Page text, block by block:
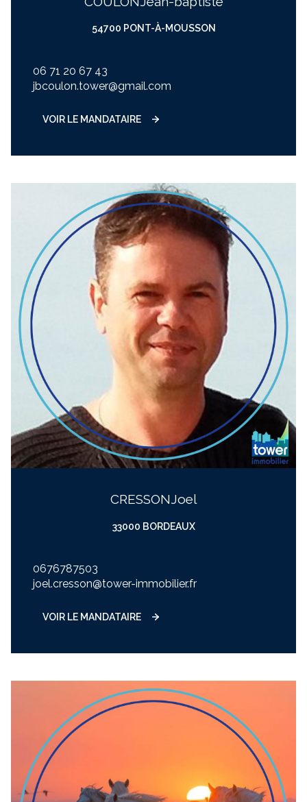
54700 PONT-À-MOUSSON
06 71 20 67 43
jbcoulon.tower@gmail.com
VOIR LE MANDATAIRE
CRESSON joel
33000 BORDEAUX
0676787503
joel.cresson@tower-immobilier.fr
VOIR LE MANDATAIRE